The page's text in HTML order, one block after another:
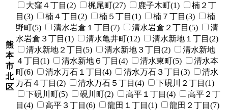
熊
本
市
北
区
大窪４丁目(2)
梶尾町(27) 鹿子木町(1)
楠２丁
目(3)
楠４丁目(2) 楠５丁目(1) 楠７丁目(3)
楠
野町(5)
清水岩倉１丁目(7) 清水岩倉２丁目(5)
清
水岩倉３丁目(1)
清水亀井町(12)
清水新地１丁目(2)
清水新地２丁目(5)
清水新地３丁目(2)
清水新地
４丁目(1)
清水新地６丁目(4) 清水東町(5)
清水本
町(6)
清水万石１丁目(4) 清水万石３丁目(3)
清水
万石４丁目(2)
清水万石５丁目(4)
下硯川２丁目(1)
下硯川町(5)
硯川町(2) 高平１丁目(4)
高平２丁
目(4)
高平３丁目(6) 龍田１丁目(1)
龍田２丁目(7)